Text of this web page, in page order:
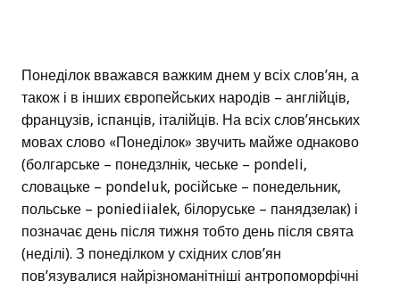
Понеділок вважався важким днем у всіх слов’ян, а
також і в інших європейських народів – англійців,
французів, іспанців, італійців. На всіх слов’янських
мовах слово «Понеділок» звучить майже однаково
(болгарське – понедзлнік, чеське – pondeli,
словацьке – pondeluk, російське – понедельник,
польське – poniediialek, білоруське – панядзелак) і
позначає день після тижня тобто день після свята
(неділі). З понеділком у східних слов’ян
пов’язувалися найрізноманітніші антропоморфічні